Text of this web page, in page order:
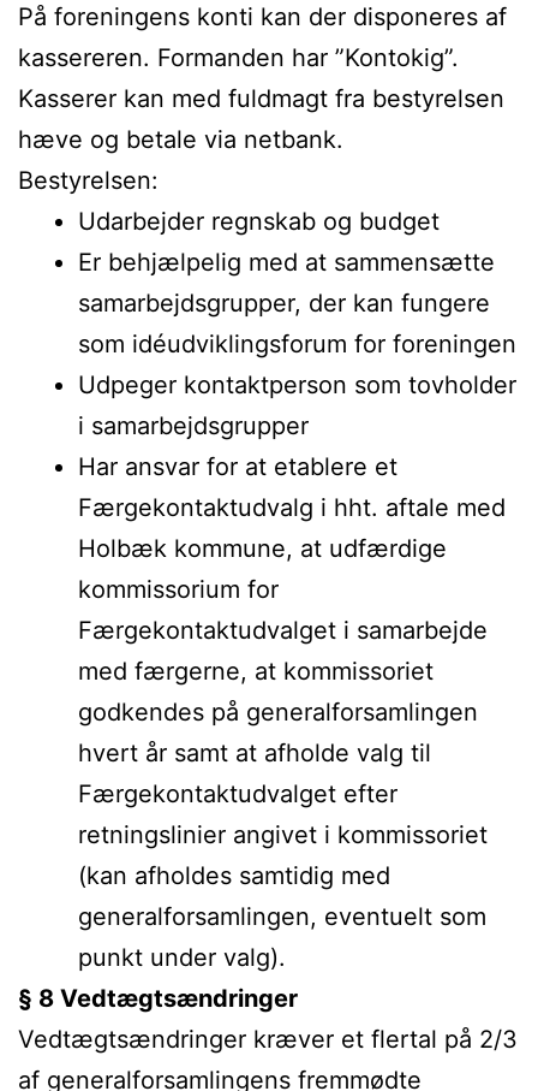
På foreningens konti kan der disponeres af
kassereren. Formanden har ”Kontokig”.
Kasserer kan med fuldmagt fra bestyrelsen
hæve og betale via netbank.
Bestyrelsen:
Udarbejder regnskab og budget
Er behjælpelig med at sammensætte
samarbejdsgrupper, der kan fungere
som idéudviklingsforum for foreningen
Udpeger kontaktperson som tovholder
i samarbejdsgrupper
Har ansvar for at etablere et
Færgekontaktudvalg i hht. aftale med
Holbæk kommune, at udfærdige
kommissorium for
Færgekontaktudvalget i samarbejde
med færgerne, at kommissoriet
godkendes på generalforsamlingen
hvert år samt at afholde valg til
Færgekontaktudvalget efter
retningslinier angivet i kommissoriet
(kan afholdes samtidig med
generalforsamlingen, eventuelt som
punkt under valg).
§ 8 Vedtægtsændringer
Vedtægtsændringer kræver et flertal på 2/3
af generalforsamlingens fremmødte